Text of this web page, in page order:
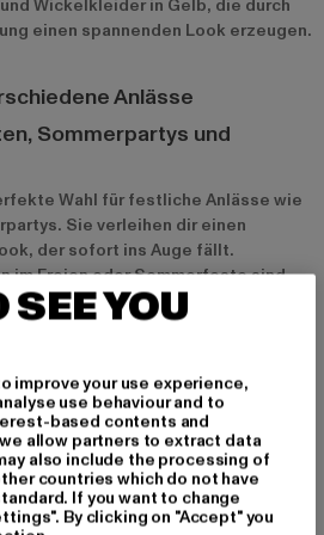
Wickelkleider in Gelb, die durch
einen spannenden Look erzeugen.
Anlässe
Sommerpartys und
Wahl für festliche Anlässe wie
Sie verleihen dir einen
der sofort ins Auge fällt.
im Freien oder Sommerfeste sind
Option, da sie elegant und
Auch bei festlichen Anlässen wie
kannst du mit einem gelben
und die sonnige Farbe betont
und entspannte
SEE YOU
improve your use experience,
use behaviour and to
based contents and
allow partners to extract data
also include the processing of
countries which do not have
If you want to change
By clicking on "Accept" you